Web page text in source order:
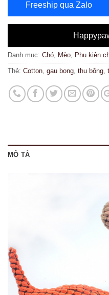
Freeship qua Zalo
Danh mục: Chó, Mèo, Phụ kiện
Thẻ: Cotton, gau bong, thu bông,
MÔ TẢ